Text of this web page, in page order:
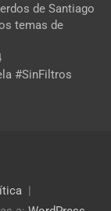
de Santiago
temas de
#SinFiltros